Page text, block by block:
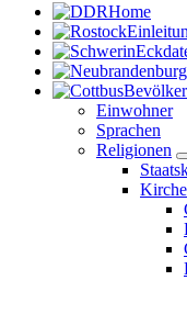
Home
Einwohner
Sprachen
Religionen
Kirche